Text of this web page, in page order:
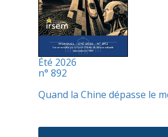
Été 2026
n° 892
Quand la Chine dépasse le